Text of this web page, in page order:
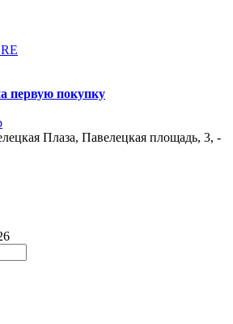
первую покупку
Плаза, Павелецкая площадь, 3, -